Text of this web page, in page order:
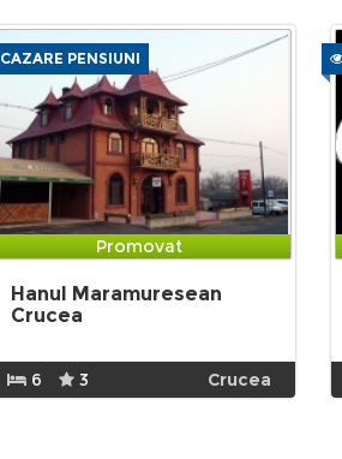
CAZARE PENSIUNI
Promovat
Hanul Maramuresean
Crucea
6 3 Crucea